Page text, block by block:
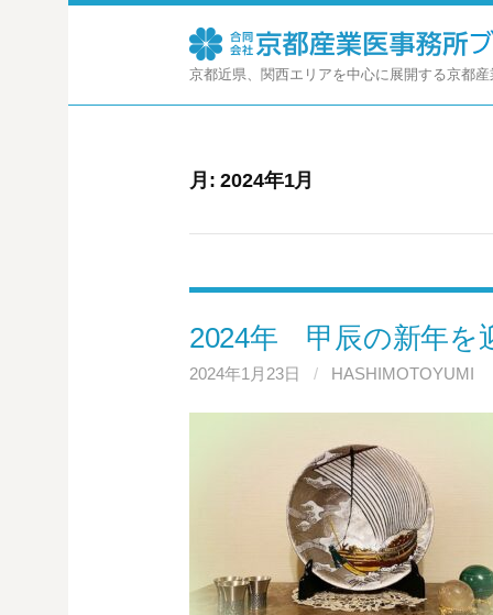
コ
京都近県、関西エリアを中心に展開する京都
月:2024年1月
2024年 甲辰の新年を
2024年1月23日 / HASHIMOTOYUMI